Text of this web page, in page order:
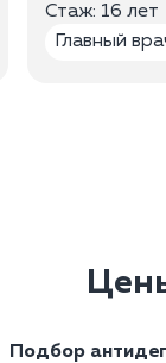
Стаж: 16 лет
Главный
Подбор